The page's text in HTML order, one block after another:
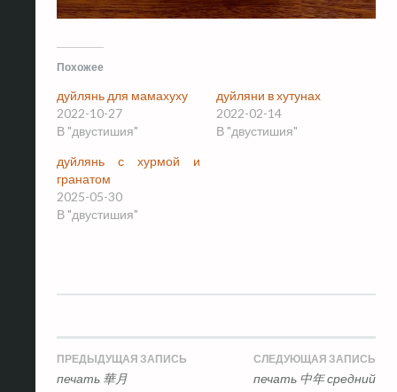
Похожее
дуйлянь для мамахуху
2022-10-27
В "двустишия"
дуйляни в хутунах
2022-02-14
В "двустишия"
дуйлянь с хурмой и
гранатом
2025-05-30
В "двустишия"
Навигация
ПРЕДЫДУЩАЯ ЗАПИСЬ
печать 華月
СЛЕДУЮЩАЯ ЗАПИСЬ
печать 中年 средний